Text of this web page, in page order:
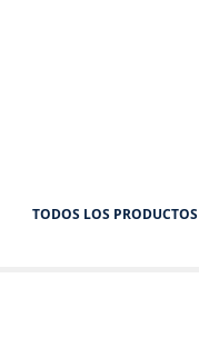
TODOS LOS PRODUCTOS